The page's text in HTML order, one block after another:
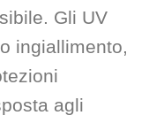
Gli UV
ingiallimento,
agli